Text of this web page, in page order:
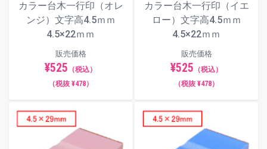
カラー台木一行印（オレ
ンジ）文字高4.5ｍｍ
4.5×22ｍｍ
販売価格
¥525 （税込）
（税抜 ¥478）
カラー台木一行印（イエ
ロー）文字高4.5ｍｍ
4.5×22ｍｍ
販売価格
¥525 （税込）
（税抜 ¥478）